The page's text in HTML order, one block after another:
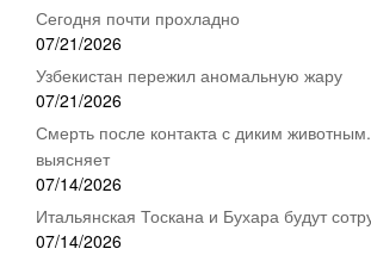
Сегодня почти прохладно
07/21/2026
Узбекистан пережил аномальную жару
07/21/2026
Смерть после контакта с диким
выясняет
07/14/2026
Итальянская Тоскана и Бухара будут
07/14/2026